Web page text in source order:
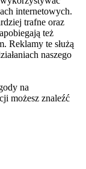
internetowych.
trafne oraz
też
Reklamy te służą
naszego
na
możesz znaleźć